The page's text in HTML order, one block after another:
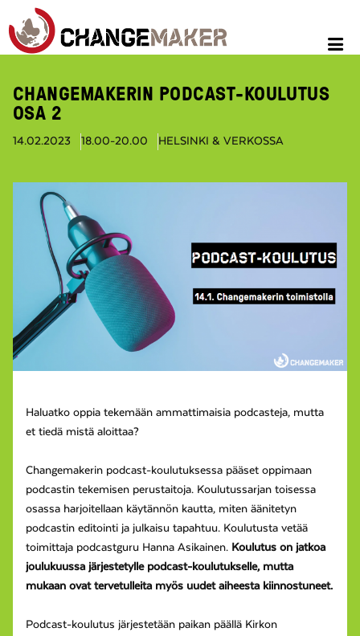
CHANGEMAKERIN PODCAST-KOULUTUS
OSA 2
14.02.2023 18.00-20.00 HELSINKI & VERKOSSA
Haluatko oppia tekemään ammattimaisia podcasteja, mutta
et tiedä mistä aloittaa?
Changemakerin podcast-koulutuksessa pääset oppimaan
podcastin tekemisen perustaitoja. Koulutussarjan toisessa
osassa harjoitellaan käytännön kautta, miten äänitetyn
podcastin editointi ja julkaisu tapahtuu. Koulutusta vetää
toimittaja podcastguru Hanna Asikainen. Koulutus on jatkoa
joulukuussa järjestetylle podcast-koulutukselle, mutta
mukaan ovat tervetulleita myös uudet aiheesta kiinnostuneet.
Podcast-koulutus järjestetään paikan päällä Kirkon